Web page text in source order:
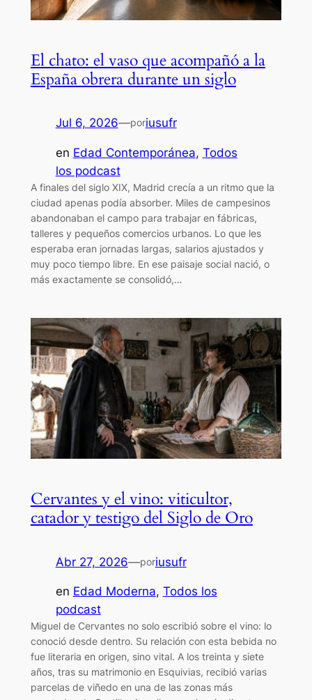
El chato: el vaso que acompañó a la
España obrera durante un siglo
Jul 6, 2026—poriusufr
en Edad Contemporánea, Todos
los podcast
A finales del siglo XIX, Madrid crecía a un ritmo que la
ciudad apenas podía absorber. Miles de campesinos
abandonaban el campo para trabajar en fábricas,
talleres y pequeños comercios urbanos. Lo que les
esperaba eran jornadas largas, salarios ajustados y
muy poco tiempo libre. En ese paisaje social nació, o
más exactamente se consolidó,…
Cervantes y el vino: viticultor,
catador y testigo del Siglo de Oro
Abr 27, 2026—poriusufr
en Edad Moderna, Todos los
podcast
Miguel de Cervantes no solo escribió sobre el vino: lo
conoció desde dentro. Su relación con esta bebida no
fue literaria en origen, sino vital. A los treinta y siete
años, tras su matrimonio en Esquivias, recibió varias
parcelas de viñedo en una de las zonas más